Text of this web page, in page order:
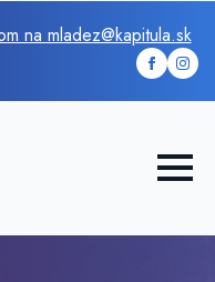
na mladez@kapitula.sk